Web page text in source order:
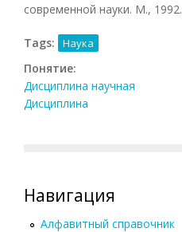
современной науки. М., 1992.
Tags: Наука
Понятие:
Дисциплина научная
Дисциплина
Навигация
Алфавитный справочник